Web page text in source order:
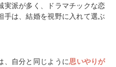
実派が多く、ドラマチックな恋
手は、結婚を視野に入れて選ぶ
、自分と同じように思いやりが